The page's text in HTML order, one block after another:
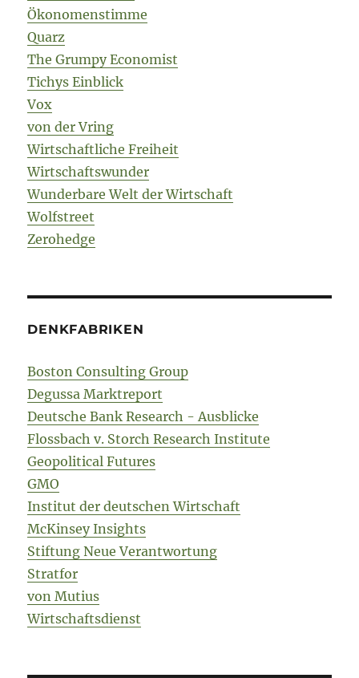
Ökonomenstimme
Quarz
The Grumpy Economist
Tichys Einblick
Vox
von der Vring
Wirtschaftliche Freiheit
Wirtschaftswunder
Wunderbare Welt der Wirtschaft
Wolfstreet
Zerohedge
DENKFABRIKEN
Boston Consulting Group
Degussa Marktreport
Deutsche Bank Research - Ausblicke
Flossbach v. Storch Research Institute
Geopolitical Futures
GMO
Institut der deutschen Wirtschaft
McKinsey Insights
Stiftung Neue Verantwortung
Stratfor
von Mutius
Wirtschaftsdienst